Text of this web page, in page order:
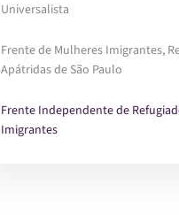
Universalista
Frente de Mulheres Imigrantes,
Apátridas de São Paulo
Frente Independente de
Imigrantes